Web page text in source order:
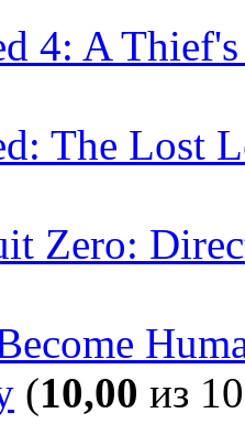
4: A
The Lost
Zero:
(10,00 из